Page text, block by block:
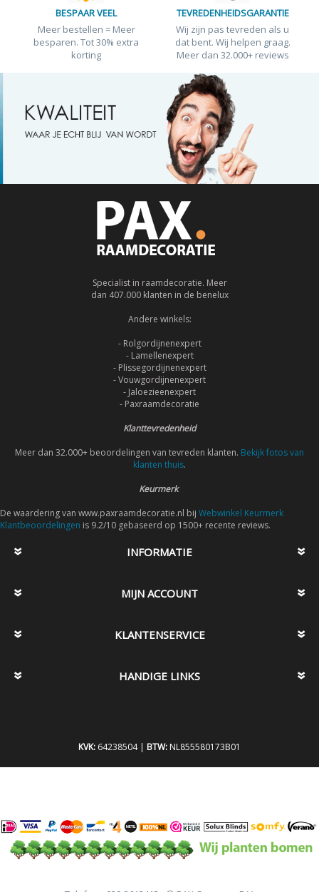
BESPAAR VEEL
Meer bestellen = Meer
besparen. Tot 30% extra
korting
TEVREDENHEIDSGARANTIE
Wij zijn pas tevreden als u
dat bent. Wij helpen graag.
Meer dan 32.000+ reviews
Specialist in raamdecoratie. Meer
dan 407.000 klanten in de benelux
Andere winkels:
- Rolgordijnenexpert
- Lamellenexpert
- Plissegordijnenexpert
- Vouwgordijnenexpert
- Jaloezieenexpert
- Paxraamdecoratie
Klanttevredenheid
Meer dan 32.000+ beoordelingen van tevreden klanten. Bekijk fotos van
klanten thuis.
Keurmerk
De waardering van www.paxraamdecoratie.nl bij Webwinkel Keurmerk
Klantbeoordelingen is 9.2/10 gebaseerd op 1500+ recente reviews.
INFORMATIE
MIJN ACCOUNT
KLANTENSERVICE
HANDIGE LINKS
KVK: 64238504 | BTW: NL855580173B01